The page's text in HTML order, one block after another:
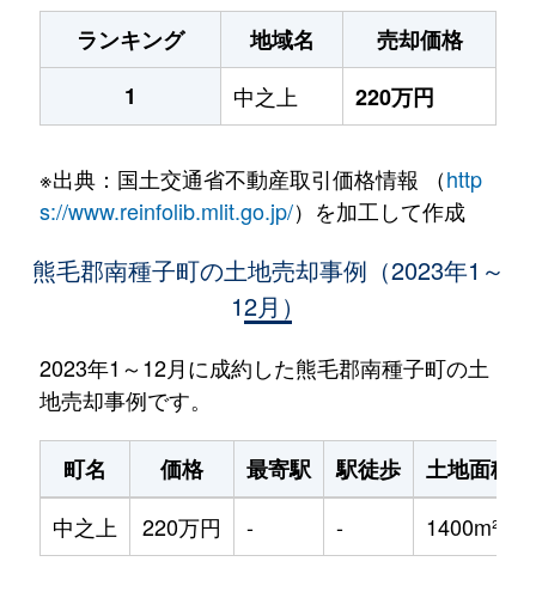
ランキング
地域名
売却価格
1
中之上 220万円
※出典：国土交通省不動産取引価格情報 （http
s://www.reinfolib.mlit.go.jp/）を加工して作成
熊毛郡南種子町の土地売却事例（2023年1～
12月）
2023年1～12月に成約した熊毛郡南種子町の土
地売却事例です。
町名 価格 最寄駅 駅徒歩
土地面積
中之上
220万円 - - 1400m²